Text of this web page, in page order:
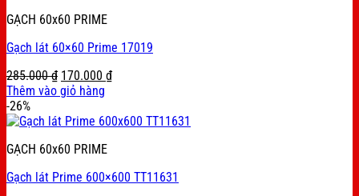
GẠCH 60x60 PRIME
Gạch lát 60×60 Prime 17019
285.000₫ Original
price
285.000 ₫.
170.000 ₫Current
170.000 ₫.
Thêm vào giỏ hàng
-26%
GẠCH 60x60 PRIME
Gạch lát Prime 600×600 TT11631